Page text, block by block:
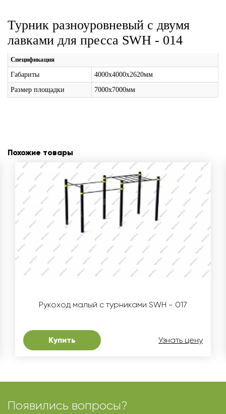
Турник разноуровневый с двумя
лавками для пресса SWH - 014
Спецификация
Габариты
4000х4000х2620мм
Размер площадки
7000х7000мм
Похожие товары
Рукоход малый с турниками SWH - 017
Купить Узнать цену
Появились вопросы?